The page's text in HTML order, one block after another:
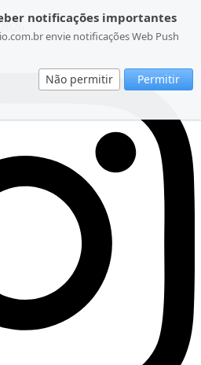
notificações importantes
envie notificações Web Push
Não permitir Permitir